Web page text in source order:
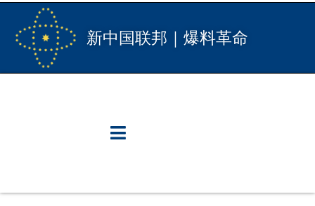
新中国联邦｜爆料革命